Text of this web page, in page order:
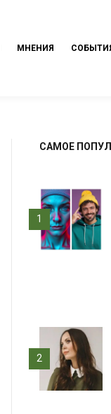
МНЕНИЯ
САМОЕ
1
2